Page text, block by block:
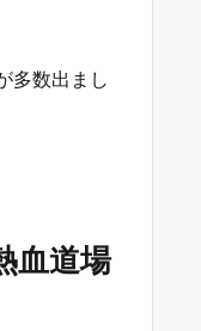
多数出まし
血道場